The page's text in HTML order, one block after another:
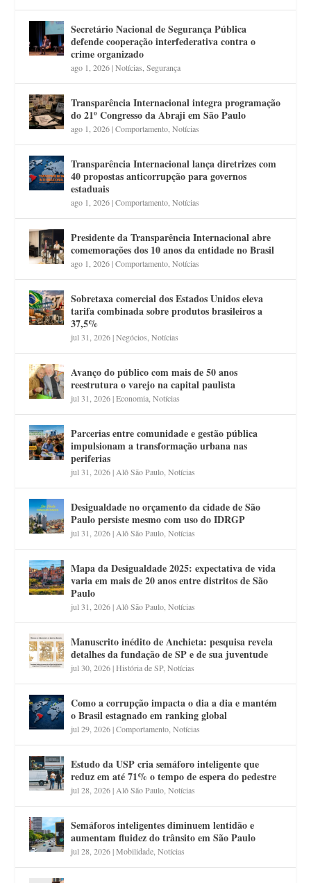
Secretário Nacional de Segurança Pública
defende cooperação interfederativa contra o
crime organizado
ago 1, 2026|Notícias ,Segurança
Transparência Internacional integra programação
do 21º Congresso da Abraji em São Paulo
ago 1, 2026|Comportamento ,Notícias
Transparência Internacional lança diretrizes com
40 propostas anticorrupção para governos
estaduais
ago 1, 2026|Comportamento ,Notícias
Presidente da Transparência Internacional abre
comemorações dos 10 anos da entidade no Brasil
ago 1, 2026|Comportamento ,Notícias
Sobretaxa comercial dos Estados Unidos eleva
tarifa combinada sobre produtos brasileiros a
37,5%
jul 31, 2026|Negócios ,Notícias
Avanço do público com mais de 50 anos
reestrutura o varejo na capital paulista
jul 31, 2026|Economia ,Notícias
Parcerias entre comunidade e gestão pública
impulsionam a transformação urbana nas
periferias
jul 31, 2026| Alô São Paulo ,Notícias
Desigualdade no orçamento da cidade de São
Paulo persiste mesmo com uso do IDRGP
jul 31, 2026| Alô São Paulo ,Notícias
Mapa da Desigualdade 2025: expectativa de vida
varia em mais de 20 anos entre distritos de São
Paulo
jul 31, 2026| Alô São Paulo ,Notícias
Manuscrito inédito de Anchieta: pesquisa revela
detalhes da fundação de SP e de sua juventude
jul 30, 2026|História de SP,Notícias
Como a corrupção impacta o dia a dia e mantém
o Brasil estagnado em ranking global
jul 29, 2026|Comportamento ,Notícias
Estudo da USP cria semáforo inteligente que
reduz em até 71% o tempo de espera do pedestre
jul 28, 2026| Alô São Paulo ,Notícias
Semáforos inteligentes diminuem lentidão e
aumentam fluidez do trânsito em São Paulo
jul 28, 2026|Mobilidade ,Notícias